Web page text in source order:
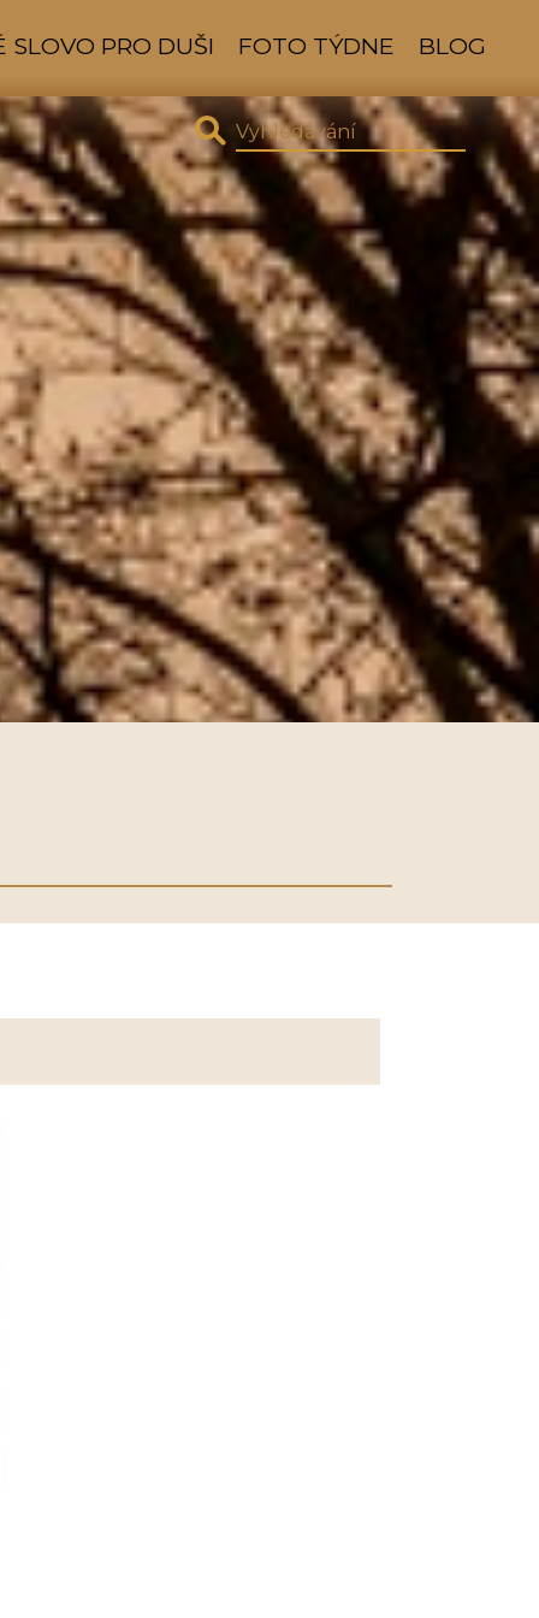
SLOVO PRO DUŠI FOTO TÝDNE BLOG